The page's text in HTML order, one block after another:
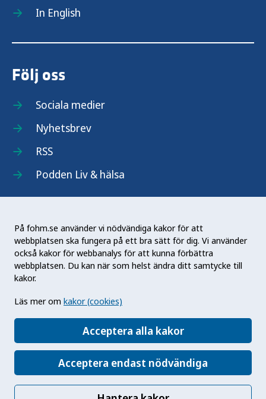
På fohm.se använder vi nödvändiga kakor för att
webbplatsen ska fungera på ett bra sätt för dig. Vi använder
också kakor för webbanalys för att kunna förbättra
webbplatsen. Du kan när som helst ändra ditt samtycke till
kakor.
Läs mer om kakor (cookies)
Acceptera alla kakor
Acceptera endast nödvändiga
In English
Följ oss
Sociala medier
Nyhetsbrev
RSS
Podden Liv & hälsa
Folkhälsomyndigheten (Fohm) är en nationell
kunskapsmyndighet som arbetar för en bättre
folkhälsa. Det gör myndigheten genom att
främja hälsa, förebygga ohälsa och skydda mot
hälsohot. Vår vision är en folkhälsa som stärker
samhällets utveckling.